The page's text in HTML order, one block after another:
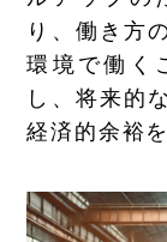
り、働き方
環境で働く
し、将来的
経済的余裕